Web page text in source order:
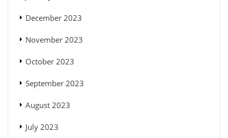
December 2023
November 2023
October 2023
September 2023
August 2023
July 2023